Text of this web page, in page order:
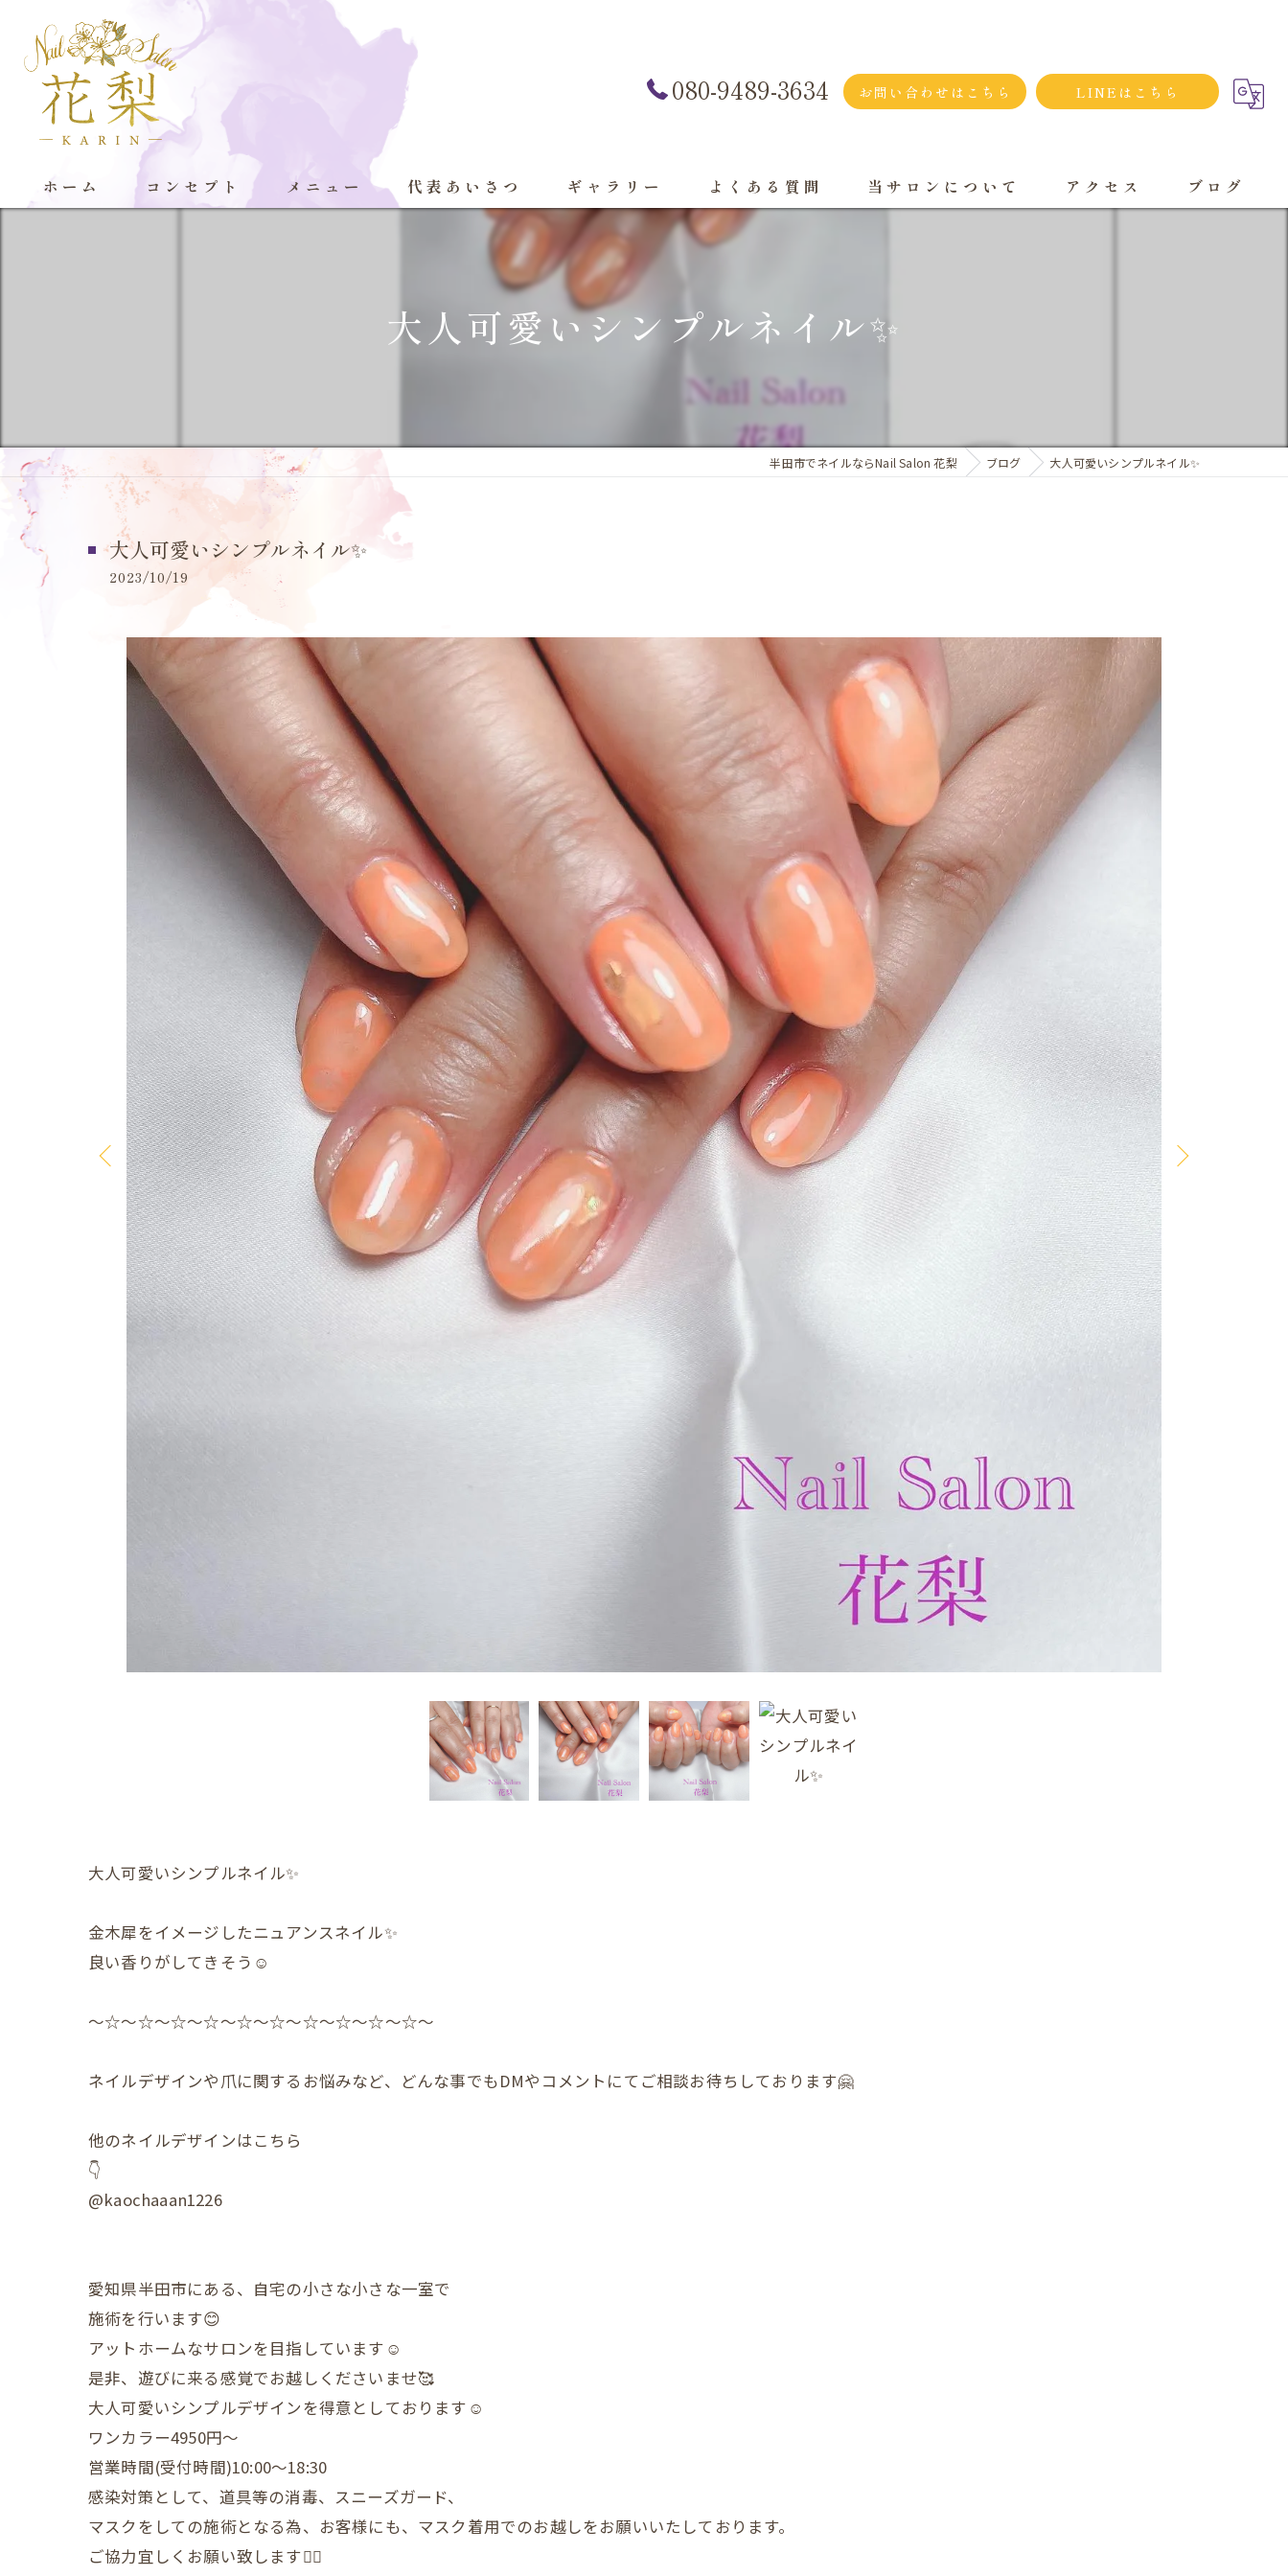
080-9489-3634 お問い合わせはこちら LINEはこちら
ホーム コンセプト メニュー 代表あいさつ ギャラリー よくある質問 当サロンについて
プライベートサロン
アクセス ブログ
大人可愛いシンプルネイル✨️
半田市でネイルならNail Salon 花梨 ブログ 大人可愛いシンプルネイル✨️
大人可愛いシンプルネイル✨️
2023/10/19
大人可愛いシンプルネイル✨️
金木犀をイメージしたニュアンスネイル✨️
良い香りがしてきそう☺️
〜☆〜☆〜☆〜☆〜☆〜☆〜☆〜☆〜☆〜☆〜
ネイルデザインや爪に関するお悩みなど、どんな事でもDMやコメントにてご相談お待ちしております🤗
他のネイルデザインはこちら
👇
@kaochaaan1226
愛知県半田市にある、自宅の小さな小さな一室で
施術を行います😊
アットホームなサロンを目指しています☺️
是非、遊びに来る感覚でお越しくださいませ🥰
大人可愛いシンプルデザインを得意としております☺️
ワンカラー4950円〜
営業時間(受付時間)10:00〜18:30
感染対策として、道具等の消毒、スニーズガード、
マスクをしての施術となる為、お客様にも、マスク着用でのお越しをお願いいたしております。
ご協力宜しくお願い致します🙇‍♀️